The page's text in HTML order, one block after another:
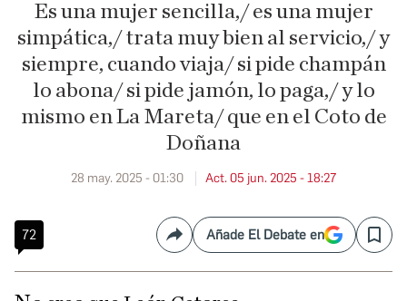
Es una mujer sencilla,/ es una mujer
simpática,/ trata muy bien al servicio,/ y
siempre, cuando viaja/ si pide champán
lo abona/ si pide jamón, lo paga,/ y lo
mismo en La Mareta/ que en el Coto de
Doñana
28 may. 2025 - 01:30 Act. 05 jun. 2025 - 18:27
72 CompartirAñade El Debate en Save